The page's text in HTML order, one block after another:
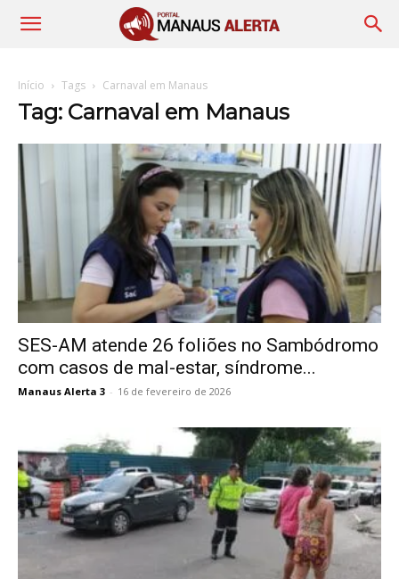
Início Tags Carnaval em Manaus
Tag: Carnaval em Manaus
SES-AM atende 26 foliões no Sambódromo
com casos de mal-estar, síndrome...
Manaus Alerta 3 - 16 de fevereiro de 2026